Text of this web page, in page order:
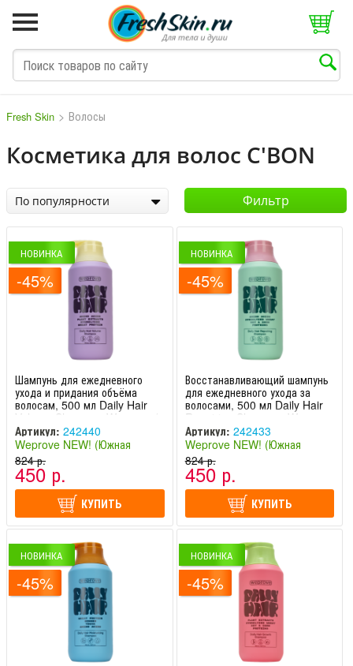
Fresh Skin > Волосы
Косметика для волос C'BON
По популярности Фильтр
НОВИНКА
-45%
Шампунь для ежедневного
ухода и придания объёма
волосам, 500 мл Daily Hair
Volume Shampoo Weprove /
Випрув
Артикул: 242440
Weprove NEW! (Южная
Корея)
824 р.
450 р.
КУПИТЬ
НОВИНКА
-45%
Восстанавливающий шампунь
для ежедневного ухода за
волосами, 500 мл Daily Hair
Repairing Shampoo Weprove
/ Випрув
Артикул: 242433
Weprove NEW! (Южная
Корея)
824 р.
450 р.
КУПИТЬ
НОВИНКА
-45%
НОВИНКА
-45%
M N O P Q S T V W